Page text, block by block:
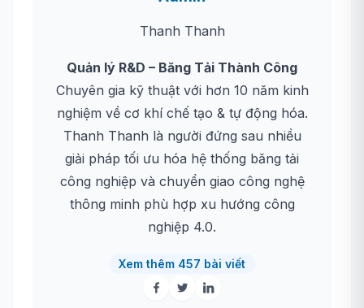
Thanh Thanh
Quản lý R&D – Băng Tải Thành Công
Chuyên gia kỹ thuật với hơn 10 năm kinh
nghiệm về cơ khí chế tạo & tự động hóa.
Thanh Thanh là người đứng sau nhiều
giải pháp tối ưu hóa hệ thống băng tải
công nghiệp và chuyển giao công nghệ
thông minh phù hợp xu hướng công
nghiệp 4.0.
Xem thêm 457 bài viết